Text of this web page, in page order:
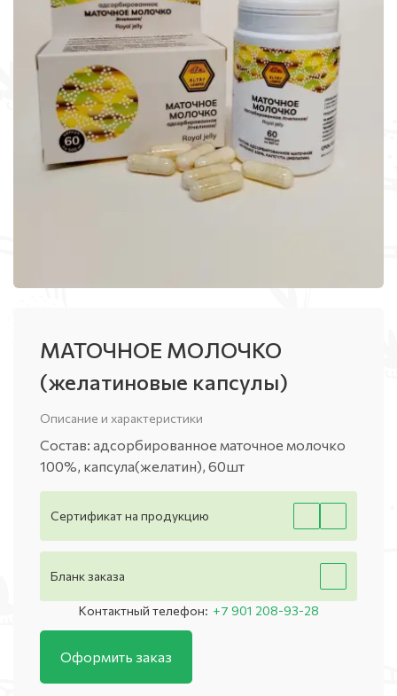
МАТОЧНОЕ МОЛОЧКО
(желатиновые капсулы)
Описание и характеристики
Состав: адсорбированное маточное молочко
100%, капсула(желатин), 60шт
Сертификат на продукцию
Бланк заказа
Контактный телефон: +7 901 208-93-28
Оформить заказ